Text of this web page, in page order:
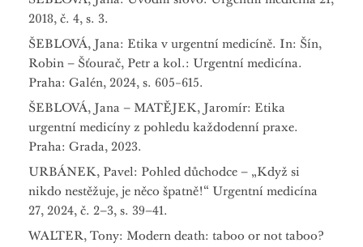
2018, č. 4, s. 3.
ŠEBLOVÁ, Jana: Etika v urgentní medicíně. In: Šín,
Robin – Šťourač, Petr a kol.: Urgentní medicína.
Praha: Galén, 2024, s. 605−615.
ŠEBLOVÁ, Jana – MATĚJEK, Jaromír: Etika
urgentní medicíny z pohledu každodenní praxe.
Praha: Grada, 2023.
URBÁNEK, Pavel: Pohled důchodce – „Když si
nikdo nestěžuje, je něco špatně!“ Urgentní medicína
27, 2024, č. 2–3, s. 39–41.
WALTER, Tony: Modern death: taboo or not taboo?